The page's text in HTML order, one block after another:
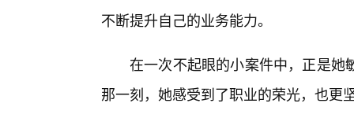
不断提升自己的业务能力。
在一次不起眼的小案件中，正是她
那一刻，她感受到了职业的荣光，也更